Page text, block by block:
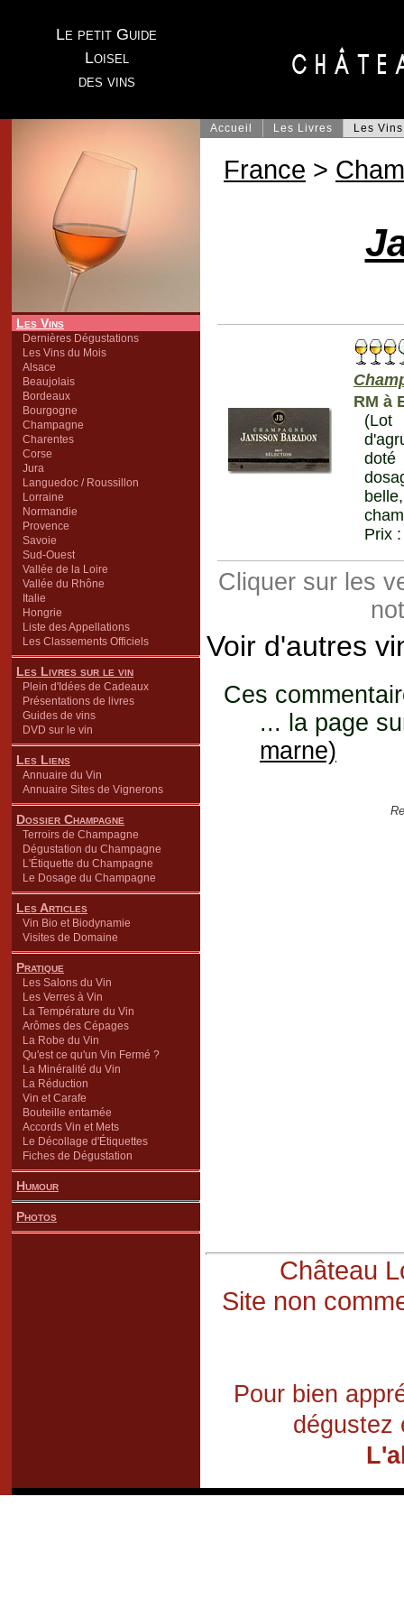
Le petit Guide
Loisel
des vins
Les Vins
Dernières Dégustations
Les Vins du Mois
Alsace
Beaujolais
Bordeaux
Bourgogne
Champagne
Charentes
Corse
Jura
Languedoc / Roussillon
Lorraine
Normandie
Provence
Savoie
Sud-Ouest
Vallée de la Loire
Vallée du Rhône
Italie
Hongrie
Liste des Appellations
Les Classements Officiels
Les Livres sur le vin
Plein d'Idées de Cadeaux
Présentations de livres
Guides de vins
DVD sur le vin
Les Liens
Annuaire du Vin
Annuaire Sites de Vignerons
Dossier Champagne
Terroirs de Champagne
Dégustation du Champagne
L'Étiquette du Champagne
Le Dosage du Champagne
Les Articles
Vin Bio et Biodynamie
Visites de Domaine
Pratique
Les Salons du Vin
Les Verres à Vin
La Température du Vin
Arômes des Cépages
La Robe du Vin
Qu'est ce qu'un Vin Fermé ?
La Minéralité du Vin
La Réduction
Vin et Carafe
Bouteille entamée
Accords Vin et Mets
Le Décollage d'Étiquettes
Fiches de Dégustation
Humour
Photos
Accueil Les Livres Les Vins
France >
RM à
(Lot
doté
Prix
Cliquer sur les
Voir d'autres
Ces
... la page
marne)
Château
Site non
Pour bien
dégustez